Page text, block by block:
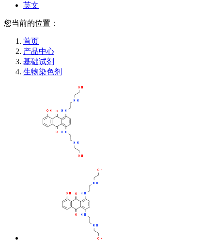
英文
您当前的位置：
首页
产品中心
基础试剂
生物染色剂